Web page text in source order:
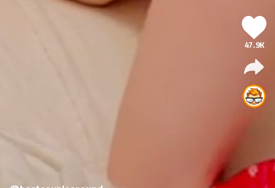
47.9K